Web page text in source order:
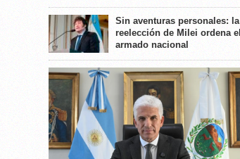
Sin aventuras personales: la
reelección de Milei ordena el
armado nacional